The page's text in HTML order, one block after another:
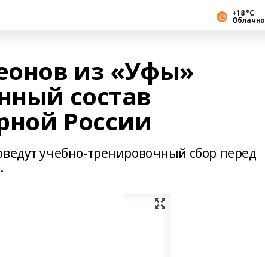
+18 °С
Облачно
из «Уфы»
состав
России
учебно-тренировочный сбор перед